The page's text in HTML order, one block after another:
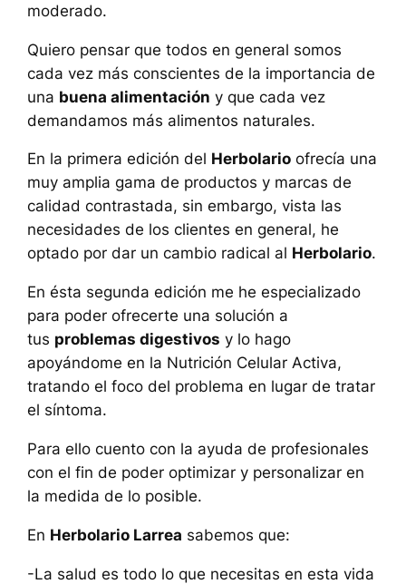
moderado.
Quiero pensar que todos en general somos
cada vez más conscientes de la importancia de
una buena alimentación y que cada vez
demandamos más alimentos naturales.
En la primera edición del Herbolario ofrecía una
muy amplia gama de productos y marcas de
calidad contrastada, sin embargo, vista las
necesidades de los clientes en general, he
optado por dar un cambio radical al Herbolario.
En ésta segunda edición me he especializado
para poder ofrecerte una solución a
tus problemas digestivos y lo hago
apoyándome en la Nutrición Celular Activa,
tratando el foco del problema en lugar de tratar
el síntoma.
Para ello cuento con la ayuda de profesionales
con el fin de poder optimizar y personalizar en
la medida de lo posible.
En Herbolario Larrea sabemos que:
-La salud es todo lo que necesitas en esta vida